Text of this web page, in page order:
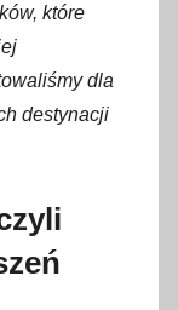
które
dla
destynacji